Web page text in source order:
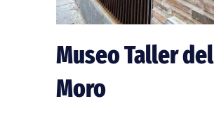
Museo Taller del
Moro